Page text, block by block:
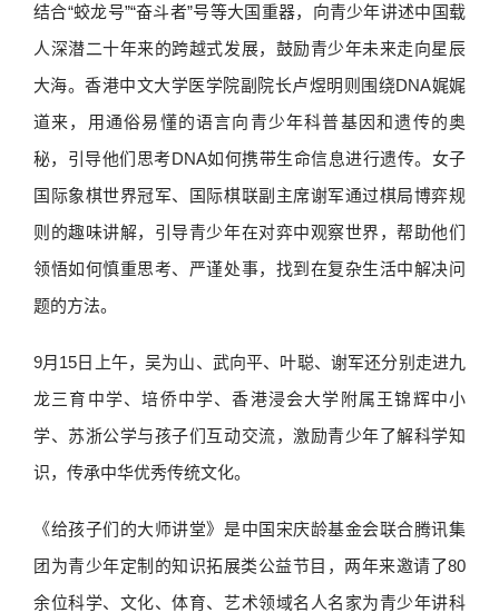
结合“蛟龙号”“奋斗者”号等大国重器，向青少年讲述中国载
人深潜二十年来的跨越式发展，鼓励青少年未来走向星辰
大海。香港中文大学医学院副院长卢煜明则围绕DNA娓娓
道来，用通俗易懂的语言向青少年科普基因和遗传的奥
秘，引导他们思考DNA如何携带生命信息进行遗传。女子
国际象棋世界冠军、国际棋联副主席谢军通过棋局博弈规
则的趣味讲解，引导青少年在对弈中观察世界，帮助他们
领悟如何慎重思考、严谨处事，找到在复杂生活中解决问
题的方法。
9月15日上午，吴为山、武向平、叶聪、谢军还分别走进九
龙三育中学、培侨中学、香港浸会大学附属王锦辉中小
学、苏浙公学与孩子们互动交流，激励青少年了解科学知
识，传承中华优秀传统文化。
《给孩子们的大师讲堂》是中国宋庆龄基金会联合腾讯集
团为青少年定制的知识拓展类公益节目，两年来邀请了80
余位科学、文化、体育、艺术领域名人名家为青少年讲科